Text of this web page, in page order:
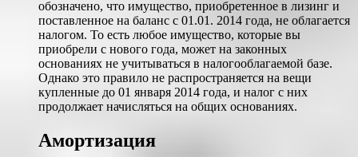
обозначено, что имущество, приобретенное в лизинг и
поставленное на баланс с 01.01. 2014 года, не облагается
налогом. То есть любое имущество, которые вы
приобрели с нового года, может на законных
основаниях не учитываться в налогооблагаемой базе.
Однако это правило не распространяется на вещи
купленные до 01 января 2014 года, и налог с них
продолжает начисляться на общих основаниях.
Амортизация